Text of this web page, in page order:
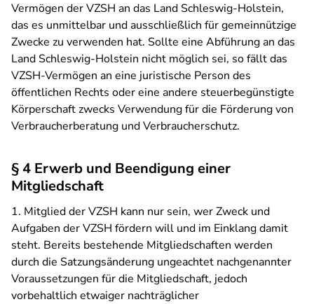
Vermögen der VZSH an das Land Schleswig-Holstein,
das es unmittelbar und ausschließlich für gemeinnützige
Zwecke zu verwenden hat. Sollte eine Abführung an das
Land Schleswig-Holstein nicht möglich sei, so fällt das
VZSH-Vermögen an eine juristische Person des
öffentlichen Rechts oder eine andere steuerbegünstigte
Körperschaft zwecks Verwendung für die Förderung von
Verbraucherberatung und Verbraucherschutz.
§ 4 Erwerb und Beendigung einer
Mitgliedschaft
1. Mitglied der VZSH kann nur sein, wer Zweck und
Aufgaben der VZSH fördern will und im Einklang damit
steht. Bereits bestehende Mitgliedschaften werden
durch die Satzungsänderung ungeachtet nachgenannter
Voraussetzungen für die Mitgliedschaft, jedoch
vorbehaltlich etwaiger nachträglicher